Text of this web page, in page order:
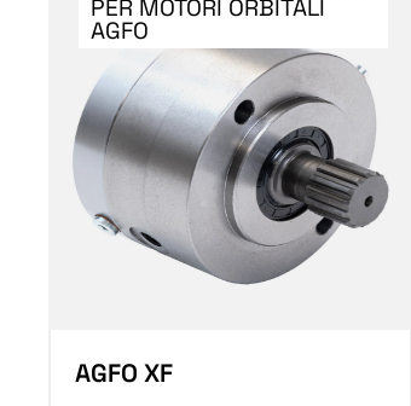
PER MOTORI ORBITALI
AGFO
AGFO XF